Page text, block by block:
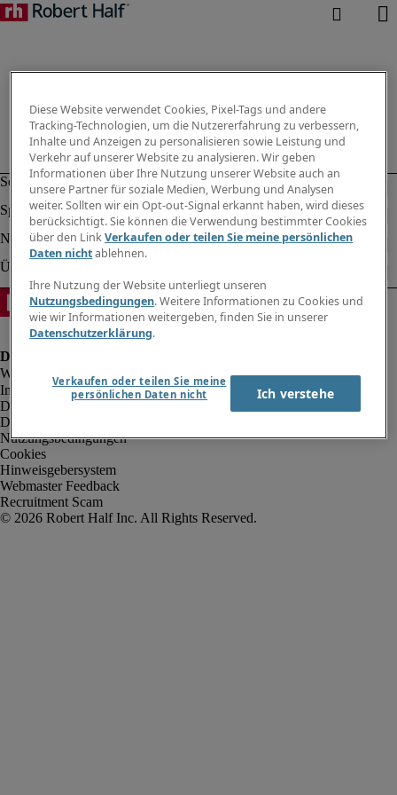
Impressum
Datenschutz
Datenschutz Arbeitnehmer/Zeitarbeitskräfte
Nutzungsbedingungen
Cookies
Hinweisgebersystem
Webmaster Feedback
Recruitment Scam
Diese Website verwendet Cookies, Pixel-Tags und andere
Tracking-Technologien, um die Nutzererfahrung zu verbessern,
Inhalte und Anzeigen zu personalisieren sowie Leistung und
Verkehr auf unserer Website zu analysieren. Wir geben
Informationen über Ihre Nutzung unserer Website auch an
unsere Partner für soziale Medien, Werbung und Analysen
weiter. Sollten wir ein Opt-out-Signal erkannt haben, wird dieses
berücksichtigt. Sie können die Verwendung bestimmter Cookies
über den LinkVerkaufen oder teilen Sie meine persönlichen
Daten nichtablehnen.
Ihre Nutzung der Website unterliegt unseren
Nutzungsbedingungen. Weitere Informationen zu Cookies und
wie wir Informationen weitergeben, finden Sie in unserer
Datenschutzerklärung.
Verkaufen oder teilen Sie meine
persönlichen Daten nicht
Ich verstehe